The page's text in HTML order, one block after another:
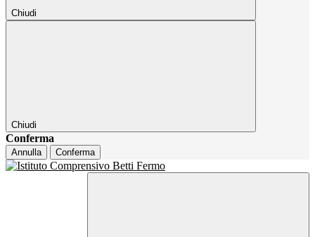
Chiudi
Chiudi
Conferma
Annulla Conferma